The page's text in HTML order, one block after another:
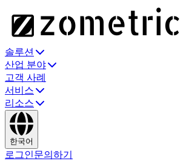
솔루션
산업 분야
고객 사례
서비스
리소스
한국어
로그인문의하기